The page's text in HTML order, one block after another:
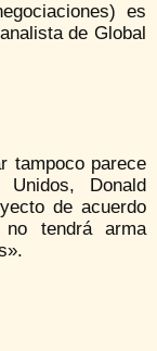
es
de Global
tampoco parece
Donald
de acuerdo
tendrá arma